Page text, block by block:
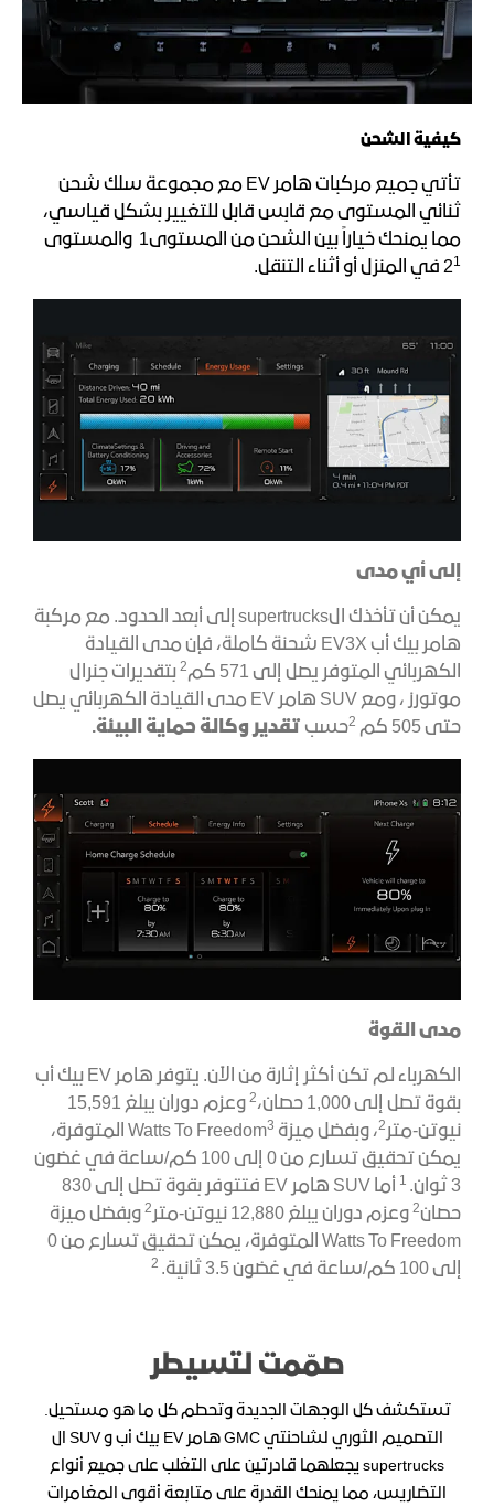
كيفية الشحن
تأتي جميع مركبات هامر EV مع مجموعة سلك شحن
ثنائي المستوى مع قابس قابل للتغيير بشكل قياسي،
مما يمنحك خياراً بين الشحن من المستوى1
والمستوى
21 في المنزل أو أثناء التنقل.
إلى أي مدى
يمكن أن تأخذك الsupertrucks إلى أبعد الحدود. مع مركبة
هامر بيك أب EV3X شحنة كاملة، فإن مدى القيادة
الكهربائي المتوفر يصل إلى 571 كم
2بتقديرات جنرال
موتورز ، ومع SUV هامر EV مدى القيادة الكهربائي يصل
حتى 505 كم
2حسب تقدير وكالة حماية البيئة.
مدى القوة
​الكهرباء لم تكن أكثر إثارة من الآن. يتوفر هامر EV بيك أب
بقوة تصل إلى 1,000 حصان،
2
وعزم دوران يبلغ 15,591
نيوتن-متر2، وبفضل ميزة Watts To Freedom 3
المتوفرة،
يمكن تحقيق تسارع من 0 إلى 100 كم/ساعة في غضون
3 ثوان.
أما SUV هامر EV فتتوفر بقوة تصل إلى 830
حصان2وعزم دوران يبلغ 12,880 نيوتن-متر 2وبفضل ميزة
Watts To Freedom المتوفرة، يمكن تحقيق تسارع من 0
إلى 100 كم/ساعة في غضون 3.5 ثانية.
صمّمت لتسيطر
تستكشف كل الوجهات الجديدة وتحطم كل ما هو مستحيل.
التصميم الثوري لشاحنتي GMC هامر EV بيك أب و SUV ال
supertrucks يجعلهما قادرتين على التغلب على جميع أنواع
التضاريس، مما يمنحك القدرة على متابعة أقوى المغامرات